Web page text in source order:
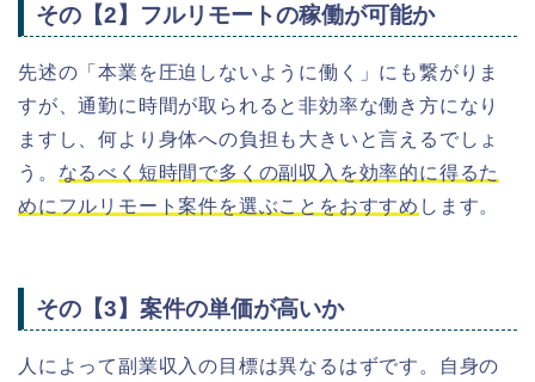
その【2】フルリモートの稼働が可能か
先述の「本業を圧迫しないように働く」にも繋がりま
すが、通勤に時間が取られると非効率な働き方になり
ますし、何より身体への負担も大きいと言えるでしょ
う。 なるべく短時間で多くの副収入を効率的に得るた
めにフルリモート案件を選ぶことをおすすめ します。
その【3】案件の単価が高いか
人によって副業収入の目標は異なるはずです。自身の